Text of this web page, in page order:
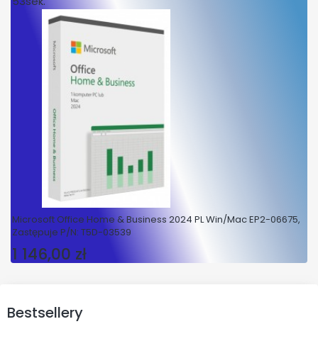
Microsoft Office Home & Business 2024 PL Win/Mac EP2-06675,
Zastępuje P/N: T5D-03539
Cena
1 146,00 zł
Bestsellery